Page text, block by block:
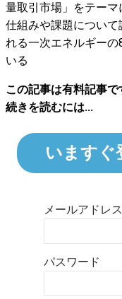
量取引市場」をテー
仕組みや課題につい
れる一次エネルギー
いる
この記事は有料記事で
続きを読むには...
いますぐ
メールアドレス
パスワード